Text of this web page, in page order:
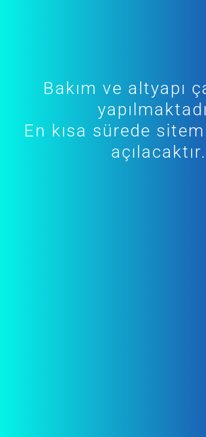
Bakım ve altyapı
En kısa sürede
açılacaktır.